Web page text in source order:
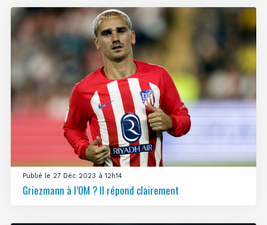
Publié le 27 Déc 2023 à 12h14
Griezmann à l’OM ? Il répond clairement